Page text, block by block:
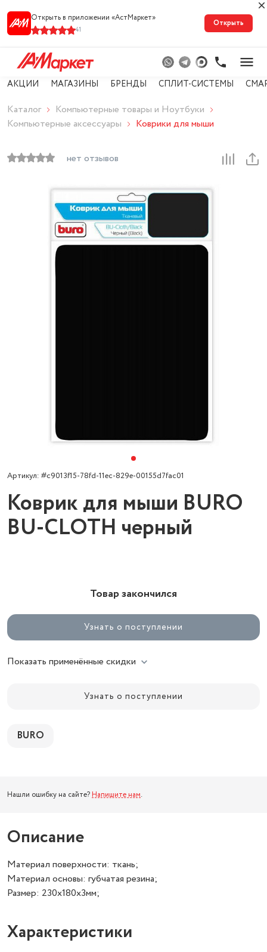
Открыть в приложении «АстМарке‪т‬»
41
Открыть
АКЦИИ МАГАЗИНЫ БРЕНДЫ СПЛИТ-СИСТЕМЫ
Каталог
Компьютерные товары и Ноутбуки
Компьютерные аксессуары
Коврики для мыши
нет отзывов
Артикул: #c9013f15-78fd-11ec-829e-00155d7fac01
Коврик для мыши BURO
BU-CLOTH черный
Товар закончился
Узнать о поступлении
Показать применённые скидки
Узнать о поступлении
BURO
Нашли ошибку на сайте? Напишите нам.
Описание
Материал поверхности: ткань;
Материал основы: губчатая резина;
Размер: 230х180х3мм;
Характеристики